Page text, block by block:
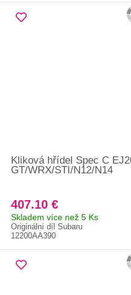
Kliková hřídel Spec C
GT/WRX/STI/N12/N14
407.10 €
Skladem více než 5 Ks
Originální díl Subaru
12200AA390